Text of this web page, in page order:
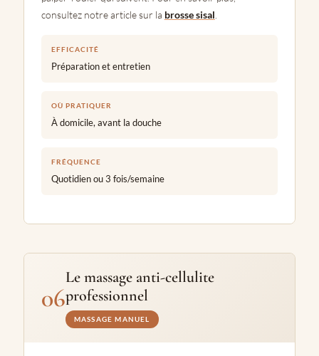
consultez notre article sur la brosse sisal
EFFICACITÉ
Préparation et entretien
OÙ PRATIQUER
À domicile, avant la douche
FRÉQUENCE
Quotidien ou 3 fois/semaine
06
Le massage anti-cellulite
professionnel
MASSAGE MANUEL